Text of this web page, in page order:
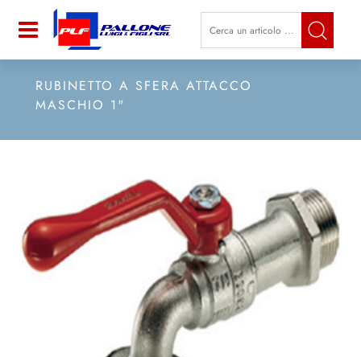
Open La modifica di un filtro
RUBINETTO A SFERA ATTACCO
MASCHIO 1"